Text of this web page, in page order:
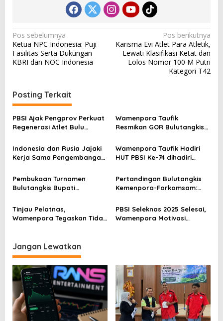
N
a
v
g
a
s
i
p
o
s
Pos sebelumnya
Ketua NPC Indonesia: Puji
Fasilitas Serta Dukungan
KBRI dan NOC Indonesia
Pos berikutnya
Karisma Evi Atlet Para Atletik,
Lewati Klasifikasi Ketat dan
Lolos Nomor 100 M Putri
Kategori T42
Posting Terkait
PBSI Ajak Pengprov Perkuat
Regenerasi Atlet Bulu
Wamenpora Taufik
Resmikan GOR Bulutangkis
Indonesia dan Rusia Jajaki
Kerja Sama Pengembangan
Wamenpora Taufik Hadiri
HUT PBSI Ke-74 dihadiri
Tanah Air
Pembukaan Turnamen
Bulutangkis Bupati
Beri Motivasi
Pertandingan Bulutangkis
Kemenpora-Forkomsam:
Sinergi
Tinjau Pelatnas,
Wamenpora Tegaskan Tidak
PBSI Seleknas 2025 Selesai,
Wamenpora Motivasi
Jangan Lewatkan